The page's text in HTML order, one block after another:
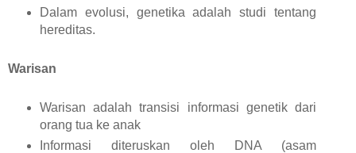
Dalam evolusi, genetika adalah studi tentang
hereditas.
Warisan
Warisan adalah transisi informasi genetik dari
orang tua ke anak
Informasi diteruskan oleh DNA (asam